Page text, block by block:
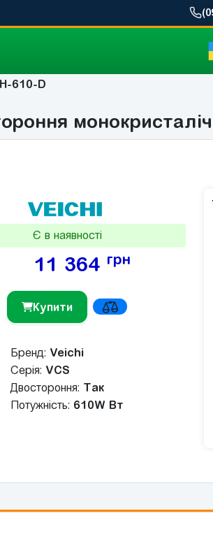
610-D
Є в наявності
11 364 грн
Купити
Бренд: Veichi
Серія: VCS
Двостороння: Так
Потужніcть: 610W Вт